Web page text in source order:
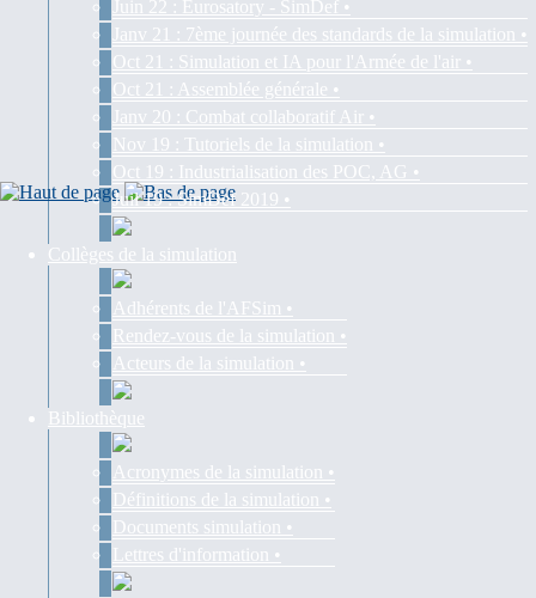
Juin 22 : Eurosatory - SimDef •
Janv 21 : 7ème journée des standards de la simulation •
Oct 21 : Simulation et IA pour l'Armée de l'air •
Oct 21 : Assemblée générale •
Janv 20 : Combat collaboratif Air •
Nov 19 : Tutoriels de la simulation •
Oct 19 : Industrialisation des POC, AG •
Juil 19 : SimDef 2019 •
Collèges de la simulation
Adhérents de l'AFSim •
Rendez-vous de la simulation •
Acteurs de la simulation •
Bibliothèque
Acronymes de la simulation •
Définitions de la simulation •
Documents simulation •
Lettres d'information •